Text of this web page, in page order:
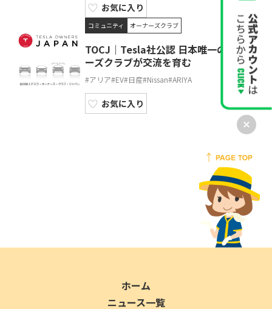
お気に入り
コミュニティ オーナーズクラブ
TOCJ｜Tesla社公認 日本唯一のオーナ
ーズクラブが交流を育む
#アリア#EV#日産#Nissan#ARIYA
お気に入り
ホーム
ニュース一覧